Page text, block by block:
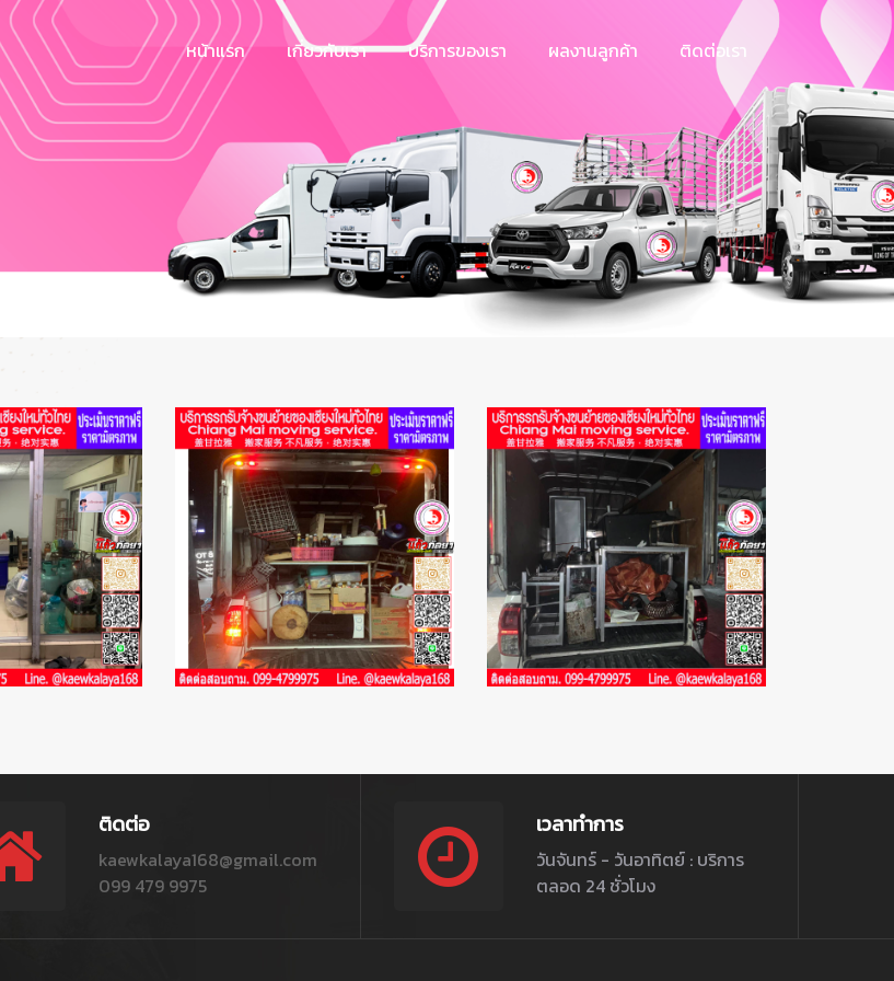
หน้าแรก เกี่ยวกับเรา บริการของเรา ผลงานลูกค้า ติดต่อเรา
ติดต่อ
kaewkalaya168@gmail.com
099 479 9975
เวลาทำการ
วันจันทร์ - วันอาทิตย์ : บริการ
ตลอด 24 ชั่วโมง